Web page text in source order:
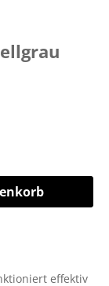
effektiv